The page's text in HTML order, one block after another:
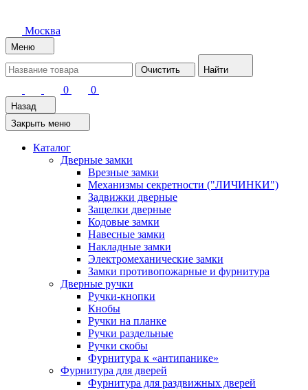
Москва
Меню
Очистить Найти
0 0
Назад
Закрыть меню
Каталог
Дверные замки
Врезные замки
Механизмы секретности ("ЛИЧИНКИ")
Задвижки дверные
Защелки дверные
Кодовые замки
Навесные замки
Накладные замки
Электромеханические замки
Замки противопожарные и фурнитура
Дверные ручки
Ручки-кнопки
Кнобы
Ручки на планке
Ручки раздельные
Ручки скобы
Фурнитура к «антипанике»
Фурнитура для дверей
Фурнитура для раздвижных дверей